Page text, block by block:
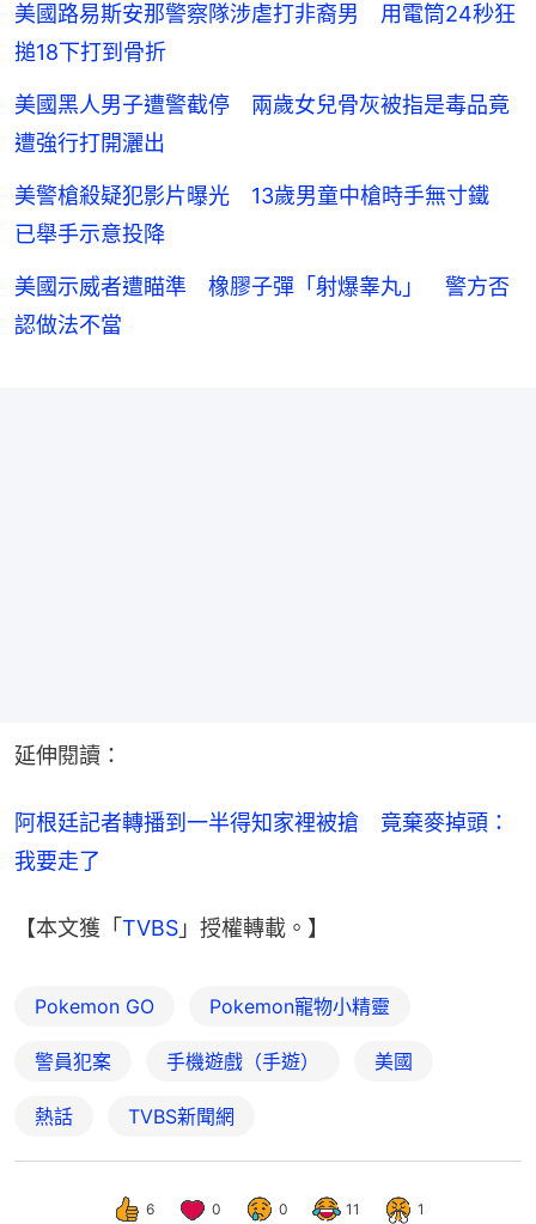
美國路易斯安那警察隊涉虐打非裔男 用電筒24秒狂
搥18下打到骨折
美國黑人男子遭警截停 兩歲女兒骨灰被指是毒品竟
遭強行打開灑出
美警槍殺疑犯影片曝光 13歲男童中槍時手無寸鐵
已舉手示意投降
美國示威者遭瞄準 橡膠子彈「射爆睾丸」 警方否
認做法不當
延伸閱讀：
阿根廷記者轉播到一半得知家裡被搶　竟棄麥掉頭：
我要走了
【本文獲「 TVBS 」授權轉載。】
Pokemon GO Pokemon寵物小精靈
警員犯案 手機遊戲（手遊） 美國
熱話 TVBS新聞網
6 0 0 11 1